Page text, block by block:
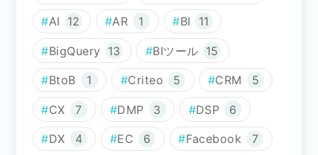
AI 12 AR 1 BI 11
BigQuery 13 BIツール 15
BtoB 1 Criteo 5 CRM 5
CX 7 DMP 3 DSP 6
DX 4 EC 6 Facebook 7